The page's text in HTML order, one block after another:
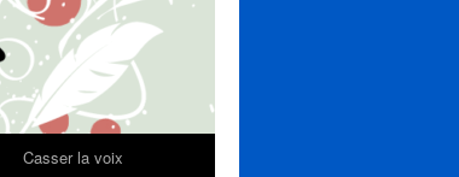
Casser la voix